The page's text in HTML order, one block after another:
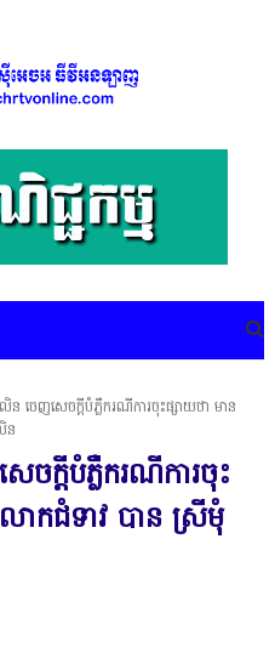
ៃលិន ចេញសេចក្តីបំភ្លឺករណីការចុះផ្សាយថា មាន
ន
ចក្តីបំភ្លឺករណីការចុះ
ោកជំទាវ បាន ស្រីមុំ